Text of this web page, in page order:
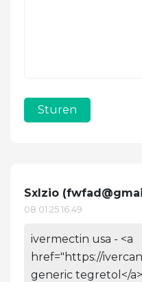
Sturen
Sxlzio (
08.01.25 16:49
ivermectin usa - <a
href="https://
generic tegretol</